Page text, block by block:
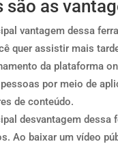
são as
vantagem dessa
quer assistir mais
da plataforma
por meio de
de conteúdo.
desvantagem dessa
Ao baixar um vídeo